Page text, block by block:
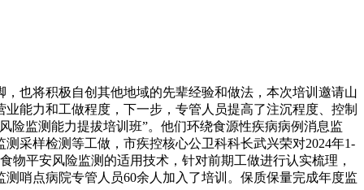
也将积极自创其他地域的先辈经验和做法，本次培训邀请山
能力和工做程度，下一步，专管人员提高了注沉程度、控制
险监测能力提拔培训班”。他们环绕食源性疾病病例消息监
采样检测等工做，市疾控核心公卫科科长武兴荣对2024年1-
平安风险监测的适用技术，针对前期工做进行认实梳理，
哨点病院专管人员60余人加入了培训。保质保量完成年度监